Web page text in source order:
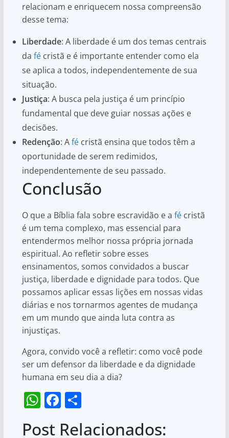
relacionam e enriquecem nossa compreensão
desse tema:
Liberdade: A liberdade é um dos temas centrais
da fécristã e é importante entender como ela
se aplica a todos, independentemente de sua
situação.
Justiça: A busca pela justiça é um princípio
fundamental que deve guiar nossas ações e
decisões.
Redenção: Afécristã ensina que todos têm a
oportunidade de serem redimidos,
independentemente de seu passado.
Conclusão
O que a Bíblia fala sobre escravidão e a fécristã
é um tema complexo, mas essencial para
entendermos melhor nossa própria jornada
espiritual. Ao refletir sobre esses
ensinamentos, somos convidados a buscar
justiça, liberdade e dignidade para todos. Que
possamos aplicar essas lições em nossas vidas
diárias e nos tornarmos agentes de mudança
em um mundo que ainda luta contra as
injustiças.
Agora, convido você a refletir: como você pode
ser um defensor da liberdade e da dignidade
humana em seu dia a dia?
W
at
F
c
S
ar
Post Relacionados: